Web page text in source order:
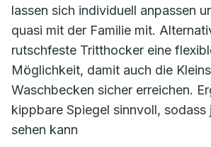
lassen sich individuell anpassen
quasi mit der Familie mit.
rutschfeste Tritthocker eine
Möglichkeit, damit auch die
Waschbecken sicher erreichen.
kippbare Spiegel sinnvoll, sodass
sehen kann